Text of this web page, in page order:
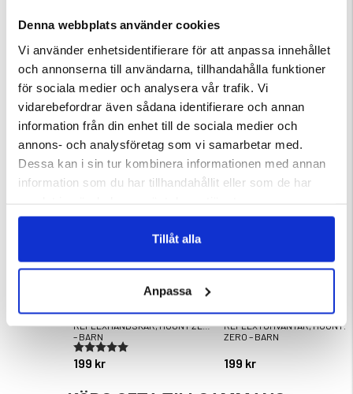
Denna webbplats använder cookies
Vi använder enhetsidentifierare för att anpassa innehållet
och annonserna till användarna, tillhandahålla funktioner
för sociala medier och analysera vår trafik. Vi
vidarebefordrar även sådana identifierare och annan
information från din enhet till de sociala medier och
annons- och analysföretag som vi samarbetar med.
Dessa kan i sin tur kombinera informationen med annan
information som du har tillhandahållit eller som de har
Tillåt alla
Anpassa
Varumärke
DU KANSKE OCKSÅ ÄR INTRESSERAD AV
AUCLAIR -
VINTERFODRADE
REFLEXHANDSKAR, MOUNT ZERO
– BARN
199 kr
Betyg:
5.0 utav 5 stjärnor
VINTERFODRADE
REFLEXTUMVANTAR, MOUNT
ZERO – BARN
199 kr